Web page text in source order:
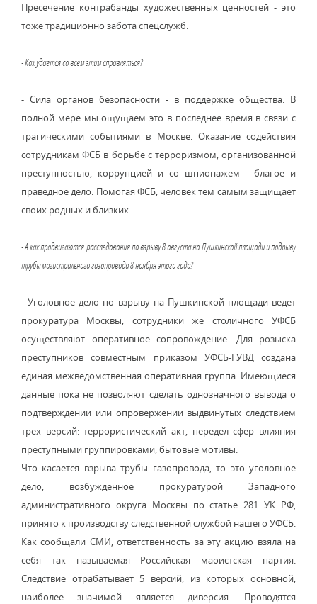
Пресечение контрабанды художественных ценностей - это
тоже традиционно забота спецслужб.
- Как удается со всем этим справляться?
- Сила органов безопасности - в поддержке общества. В
полной мере мы ощущаем это в последнее время в связи с
трагическими событиями в Москве. Оказание содействия
сотрудникам ФСБ в борьбе с терроризмом, организованной
преступностью, коррупцией и со шпионажем - благое и
праведное дело. Помогая ФСБ, человек тем самым защищает
своих родных и близких.
- А как продвигаются расследования по взрыву 8 августа на Пушкинской площади и подрыву
трубы магистрального газопровода 8 ноября этого года?
- Уголовное дело по взрыву на Пушкинской площади ведет
прокуратура Москвы, сотрудники же столичного УФСБ
осуществляют оперативное сопровождение. Для розыска
преступников совместным приказом УФСБ-ГУВД создана
единая межведомственная оперативная группа. Имеющиеся
данные пока не позволяют сделать однозначного вывода о
подтверждении или опровержении выдвинутых следствием
трех версий: террористический акт, передел сфер влияния
преступными группировками, бытовые мотивы.
Что касается взрыва трубы газопровода, то это уголовное
дело, возбужденное прокуратурой Западного
административного округа Москвы по статье 281 УК РФ,
принято к производству следственной службой нашего УФСБ.
Как сообщали СМИ, ответственность за эту акцию взяла на
себя так называемая Российская маоистская партия.
Следствие отрабатывает 5 версий, из которых основной,
наиболее значимой является диверсия. Проводятся